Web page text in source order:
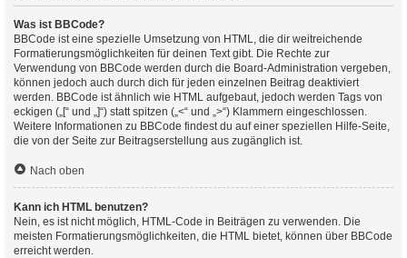
Was ist BBCode?
BBCode ist eine spezielle Umsetzung von HTML, die dir weitreichende
Formatierungsmöglichkeiten für deinen Text gibt. Die Rechte zur
Verwendung von BBCode werden durch die Board-Administration vergeben,
können jedoch auch durch dich für jeden einzelnen Beitrag deaktiviert
werden. BBCode ist ähnlich wie HTML aufgebaut, jedoch werden Tags von
eckigen („[“ und „]“) statt spitzen („<“ und „>“) Klammern eingeschlossen.
Weitere Informationen zu BBCode findest du auf einer speziellen Hilfe-Seite,
die von der Seite zur Beitragserstellung aus zugänglich ist.
Nach oben
Kann ich HTML benutzen?
Nein, es ist nicht möglich, HTML-Code in Beiträgen zu verwenden. Die
meisten Formatierungsmöglichkeiten, die HTML bietet, können über BBCode
erreicht werden.